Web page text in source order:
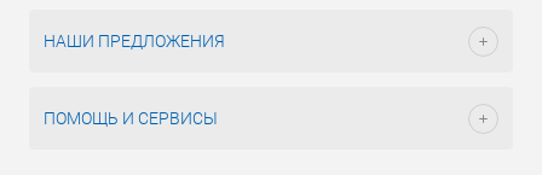
НАШИ ПРЕДЛОЖЕНИЯ
ПОМОЩЬ И СЕРВИСЫ